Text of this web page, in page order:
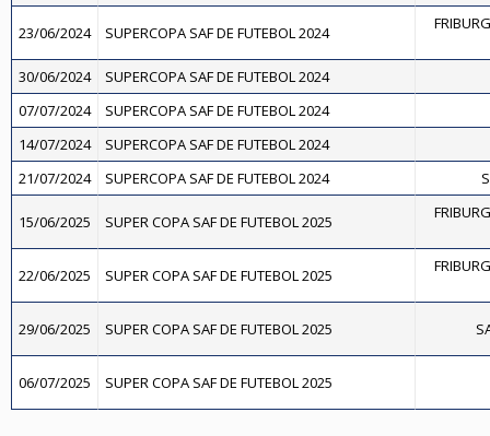
23/06/2024 SUPERCOPA SAF DE FUTEBOL 2024
30/06/2024
SUPERCOPA SAF DE FUTEBOL 2024
07/07/2024
SUPERCOPA SAF DE FUTEBOL 2024
14/07/2024
SUPERCOPA SAF DE FUTEBOL 2024
21/07/2024
SUPERCOPA SAF DE FUTEBOL 2024
15/06/2025 SUPER COPA SAF DE FUTEBOL 2025
22/06/2025 SUPER COPA SAF DE FUTEBOL 2025
29/06/2025 SUPER COPA SAF DE FUTEBOL 2025
06/07/2025 SUPER COPA SAF DE FUTEBOL 2025